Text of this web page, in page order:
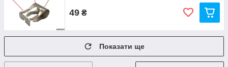
49 ₴
Показати ще